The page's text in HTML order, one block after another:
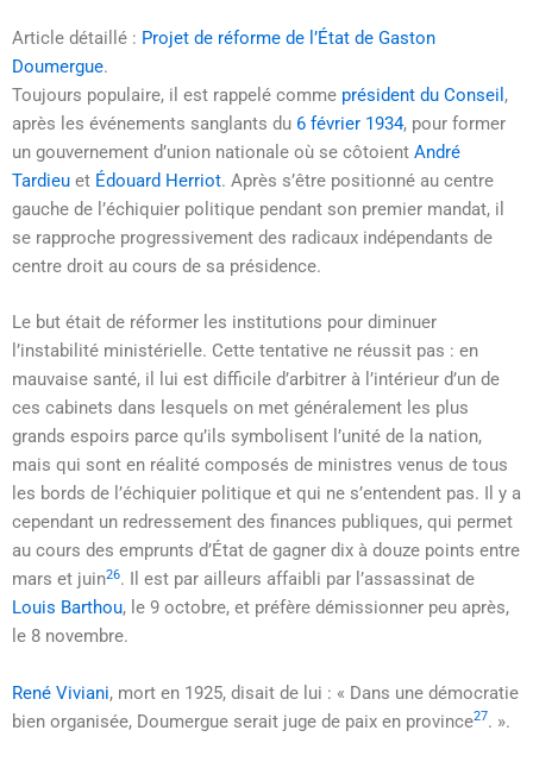
Article détaillé : Projet de réforme de l’État de Gaston
Doumergue.
Toujours populaire, il est rappelé comme président du Conseil ,
après les événements sanglants du 6 février 1934, pour former
un gouvernement d’union nationale où se côtoient André
Tardieu et Édouard Herriot. Après s’être positionné au centre
gauche de l’échiquier politique pendant son premier mandat, il
se rapproche progressivement des radicaux indépendants de
centre droit au cours de sa présidence.
Le but était de réformer les institutions pour diminuer
l’instabilité ministérielle. Cette tentative ne réussit pas : en
mauvaise santé, il lui est difficile d’arbitrer à l’intérieur d’un de
ces cabinets dans lesquels on met généralement les plus
grands espoirs parce qu’ils symbolisent l’unité de la nation,
mais qui sont en réalité composés de ministres venus de tous
les bords de l’échiquier politique et qui ne s’entendent pas. Il y a
cependant un redressement des finances publiques, qui permet
au cours des emprunts d’État de gagner dix à douze points entre
mars et juin26. Il est par ailleurs affaibli par l’assassinat de
Louis Barthou, le 9 octobre, et préfère démissionner peu après,
le 8 novembre.
René Viviani, mort en 1925, disait de lui : « Dans une démocratie
bien organisée, Doumergue serait juge de paix en province27. ».